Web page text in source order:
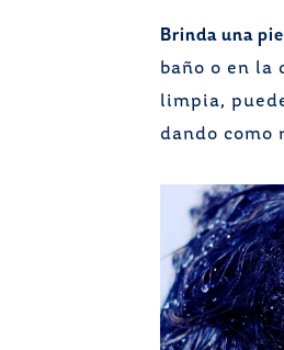
Brinda una
baño o en la
limpia,
dando como